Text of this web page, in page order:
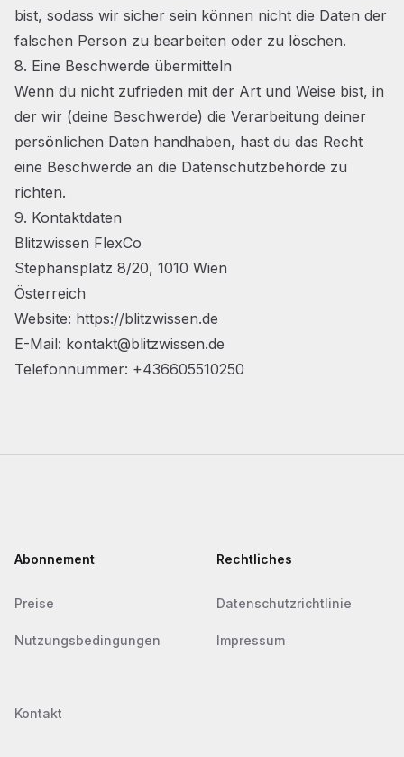
bist, sodass wir sicher sein können nicht die Daten der
falschen Person zu bearbeiten oder zu löschen.
8. Eine Beschwerde übermitteln
Wenn du nicht zufrieden mit der Art und Weise bist, in
der wir (deine Beschwerde) die Verarbeitung deiner
persönlichen Daten handhaben, hast du das Recht
eine Beschwerde an die Datenschutzbehörde zu
richten.
9. Kontaktdaten
Blitzwissen FlexCo
Stephansplatz 8/20, 1010 Wien
Österreich
Website: https://blitzwissen.de
E-Mail: kontakt@blitzwissen.de
Telefonnummer: +436605510250
Abonnement
Preise
Nutzungsbedingungen
Rechtliches
Datenschutzrichtlinie
Impressum
Kontakt